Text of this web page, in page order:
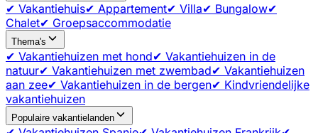
✔ Vakantiehuis✔ Appartement✔ Villa✔ Bungalow✔
Chalet✔ Groepsaccommodatie
Thema's
✔ Vakantiehuizen met hond✔ Vakantiehuizen in de
natuur✔ Vakantiehuizen met zwembad✔ Vakantiehuizen
aan zee✔ Vakantiehuizen in de bergen✔ Kindvriendelijke
vakantiehuizen
Populaire vakantielanden